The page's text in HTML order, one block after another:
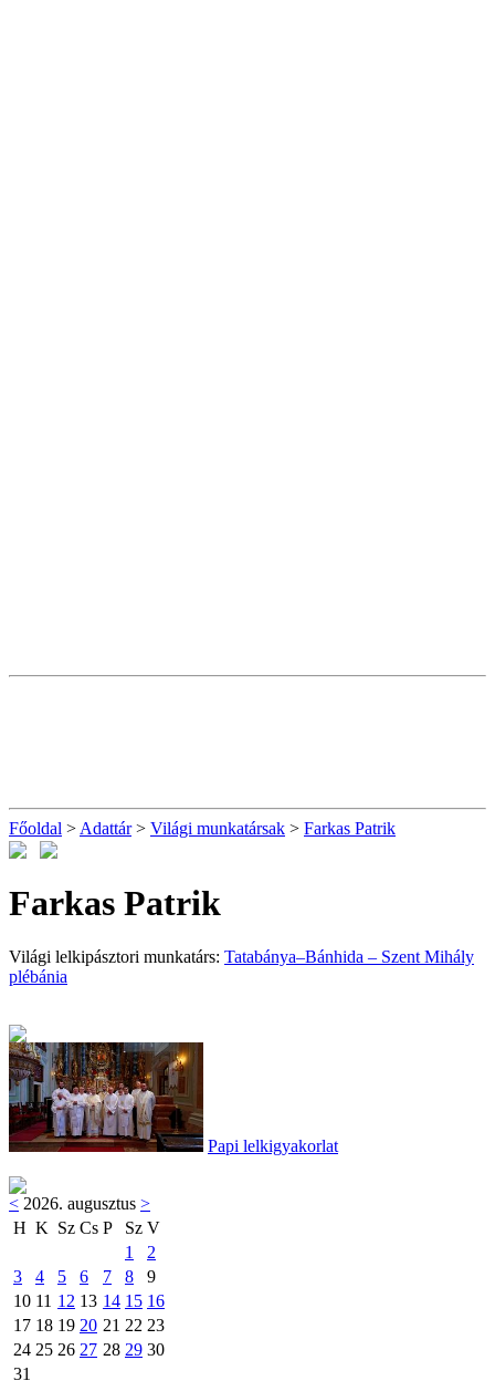
Főoldal > Adattár> Világi munkatársak > Farkas Patrik
Farkas Patrik
Világi lelkipásztori munkatárs: Tatabánya–Bánhida – Szent Mihály
plébánia
Papi lelkigyakorlat
< 2026. augusztus >
H K Sz Cs P Sz V
1
2
3
4 5 6 7 8
9
10 11 12 13 14 15 16
17 18 19 20 21 22 23
24 25 26 27 28 29 30
31